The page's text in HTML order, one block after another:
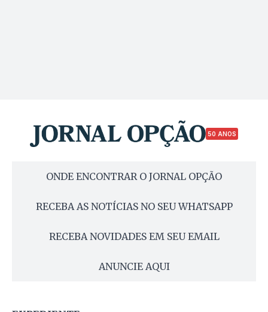
50 ANOS
ONDE ENCONTRAR O JORNAL OPÇÃO
RECEBA AS NOTÍCIAS NO SEU WHATSAPP
RECEBA NOVIDADES EM SEU EMAIL
ANUNCIE AQUI